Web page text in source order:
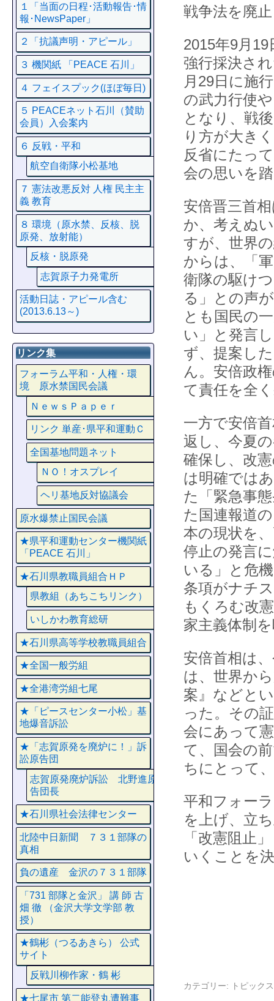
戦争法を廃
2015年9月
強行採決さ
月29日に施
の武力行使
となり、戦
り方が大き
反省にたっ
会の思いを
安倍晋三首
か、考えぬ
すが、世界
からは、「
衛隊の駆け
る」との声
とも国民の
い」と発言
ず、提案し
ん。安倍政
て責任を全
一方で安倍
返し、今夏
確保し、改
は明確では
た「緊急事
た国連報道
本の現状を
停止の発言
いる」と危
条項がナチ
もくろむ改
家主義体制
安倍首相は
は、世界か
案』などと
った。その
会にあって
て、国会の
ちにとって
平和フォー
を上げ、立
「改憲阻止
いくことを
カテゴリー: トピックス
１「当面の日程･活動報告･情
報･NewsPaper」
２「抗議声明・アピール」
３ 機関紙 「PEACE 石川」
４ フェイスプック(ほぼ毎日)
５ PEACEネット石川（賛助
会員）入会案内
６ 反戦・平和
航空自衛隊小松基地
７ 憲法改悪反対 人権 民主主
義 教育
８ 環境（原水禁、反核、脱
原発、放射能）
反核・脱原発
志賀原子力発電所
活動日誌・アピール含む
(2013.6.13～)
リンク集
フォーラム平和・人権・環
境 原水禁国民会議
ＮｅｗｓＰａｐｅｒ
リンク 単産･県平和運動Ｃ
全国基地問題ネット
ＮＯ！オスプレイ
ヘリ基地反対協議会
原水爆禁止国民会議
★県平和運動センター機関紙
「PEACE 石川」
★石川県教職員組合ＨＰ
県教組（あちこちリンク）
いしかわ教育総研
★石川県高等学校教職員組合
★全国一般労組
★全港湾労組七尾
★「ピースセンター小松」基
地爆音訴訟
★「志賀原発を廃炉に！」訴
訟原告団
志賀原発廃炉訴訟 北野進原
告団長
★石川県社会法律センター
北陸中日新聞 ７３１部隊の
真相
負の遺産 金沢の７３１部隊
「731 部隊と金沢」 講 師 古
畑 徹 （金沢大学文学部 教
授）
★鶴彬（つるあきら） 公式
サイト
反戦川柳作家・鶴 彬
★七尾市 第二能登丸遭難事